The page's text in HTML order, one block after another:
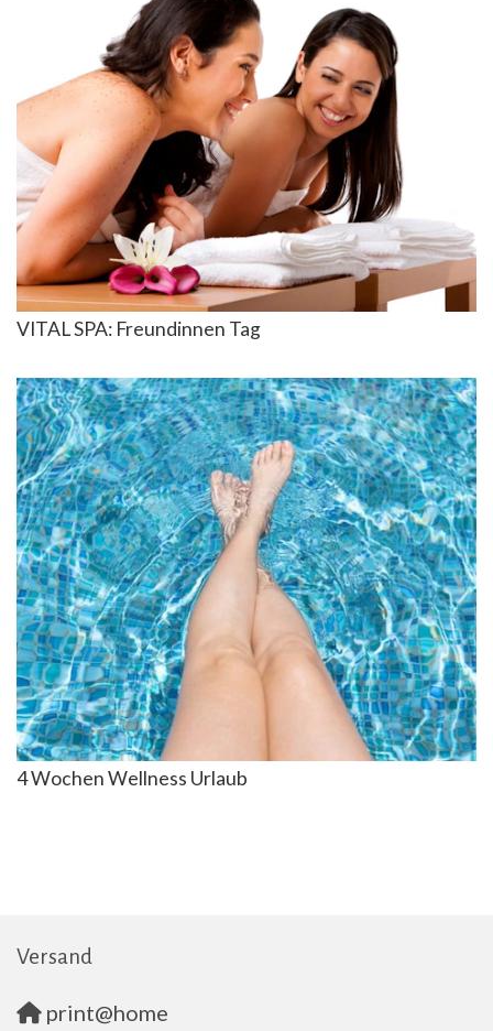
VITAL SPA: ­Freundinnen Tag
4 Wochen Wellness Urlaub
Versand
print@home